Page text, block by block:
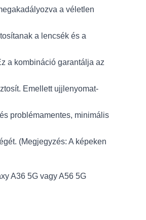
a véletlen
a lencsék és a
a kombináció garantálja az
Emellett ujjlenyomat-
problémamentes, minimális
(Megjegyzés: A képeken
A36 5G vagy A56 5G